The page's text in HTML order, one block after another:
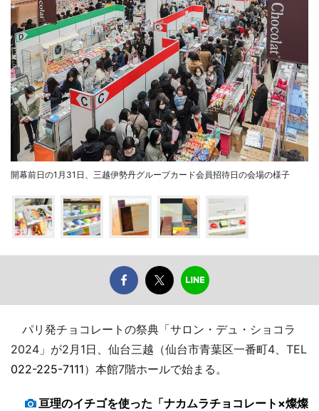
開幕前日の1月31日、三越伊勢丹グループカード会員招待日の会場の様子
パリ発チョコレートの祭典「サロン・デュ・ショコラ
2024」が2月1日、仙台三越（仙台市青葉区一番町4、TEL
022-225-7111）本館7階ホールで始まる。
亘理のイチゴを使った「ナカムラチョコレート×燦燦